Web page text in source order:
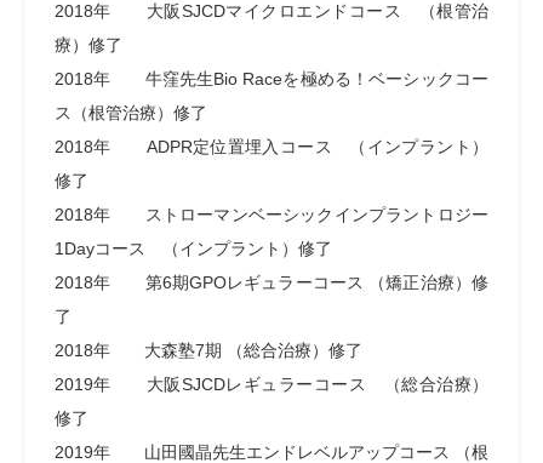
2018年 大阪SJCDマイクロエンドコース （根管治
療）修了
2018年 牛窪先生Bio Raceを極める！ベーシックコー
ス（根管治療）修了
2018年 ADPR定位置埋入コース （インプラント）
修了
2018年 ストローマンベーシックインプラントロジー
1Dayコース （インプラント）修了
2018年 第6期GPOレギュラーコース （矯正治療）修
了
2018年 大森塾7期 （総合治療）修了
2019年 大阪SJCDレギュラーコース （総合治療）
修了
2019年 山田國晶先生エンドレベルアップコース （根